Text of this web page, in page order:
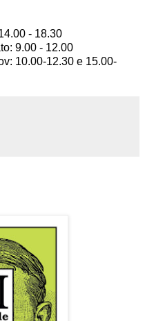
- 18.30
9.00 - 12.00
10.00-12.30 e 15.00-